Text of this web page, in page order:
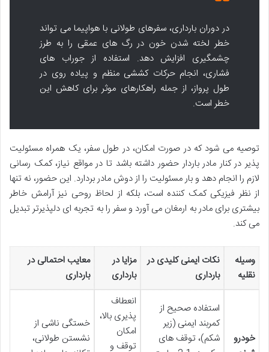
در دوران بارداری، سفرهای طولانی با هواپیما می تواند
خطر لخته شدن خون در رگ های عمقی را به طرز
چشمگیری افزایش دهد. استفاده از جوراب های
فشاری، انجام حرکات کششی منظم و پیاده روی در
طول پرواز، از جمله راهکارهای موثر برای کاهش این
خطر است.
توصیه می شود که در صورت امکان، در طول سفر، یک همراه مسئولیت
پذیر در کنار مادر باردار حضور داشته باشد تا در مواقع نیاز، کمک رسانی
لازم را انجام دهد و بار مسئولیت را از دوش مادر بردارد. این حضور، نه تنها
از نظر فیزیکی کمک کننده است، بلکه از لحاظ روحی نیز آرامش خاطر
بیشتری برای مادر به ارمغان می آورد و سفر را به تجربه ای دلپذیرتر تبدیل
می کند.
وسیله
نقلیه
نکات ایمنی کلیدی در
بارداری
مزایا در
بارداری
معایب احتمالی در
بارداری
خودرو
استفاده صحیح از
کمربند ایمنی (زیر
شکم)، توقف های
انعطاف
پذیری بالا،
امکان
توقف و
خستگی ناشی از
نشستن طولانی،